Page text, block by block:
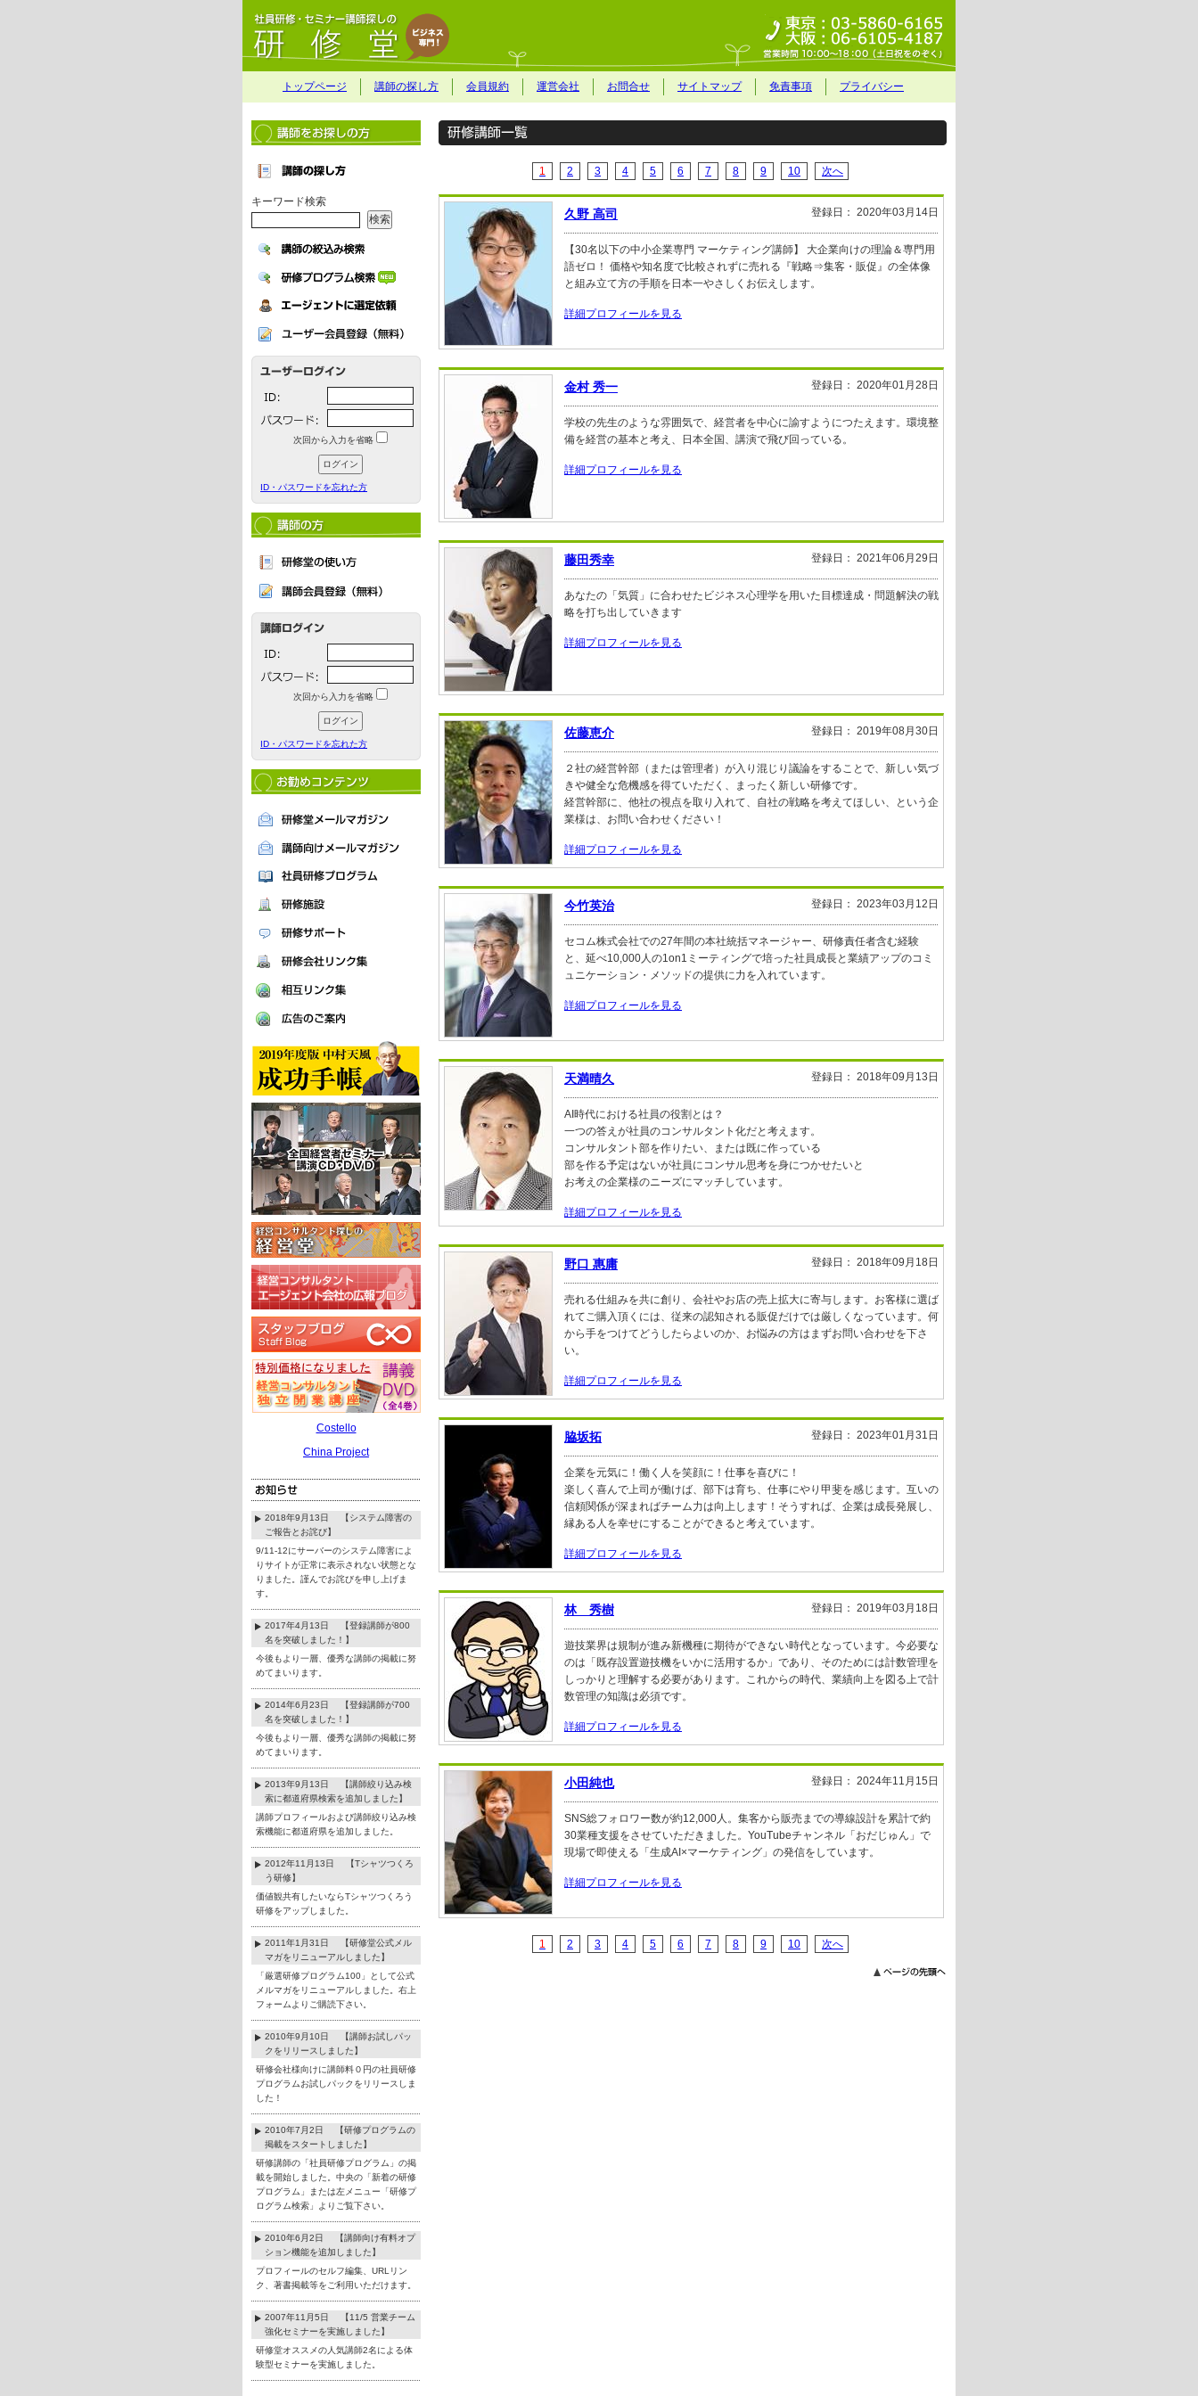
トップページ 講師の探し方 会員規約 運営会社 お問合せ サイトマップ 免責事項 プライバシー
キーワード検索
次回から入力を省略
ID・パスワードを忘れた方
次回から入力を省略
ID・パスワードを忘れた方
Costello
China Project
2018年9月13日 【システム障害の
ご報告とお詫び】
9/11-12にサーバーのシステム障害によ
りサイトが正常に表示されない状態とな
りました。謹んでお詫びを申し上げま
す。
2017年4月13日 【登録講師が800
名を突破しました！】
今後もより一層、優秀な講師の掲載に努
めてまいります。
2014年6月23日 【登録講師が700
名を突破しました！】
今後もより一層、優秀な講師の掲載に努
めてまいります。
2013年9月13日 【講師絞り込み検
索に都道府県検索を追加しました】
講師プロフィールおよび講師絞り込み検
索機能に都道府県を追加しました。
2012年11月13日 【Tシャツつくろ
う研修】
価値観共有したいならTシャツつくろう
研修をアップしました。
2011年1月31日 【研修堂公式メル
マガをリニューアルしました】
「厳選研修プログラム100」として公式
メルマガをリニューアルしました。右上
フォームよりご購読下さい。
2010年9月10日 【講師お試しパッ
クをリリースしました】
研修会社様向けに講師料０円の社員研修
プログラムお試しパックをリリースしま
した！
2010年7月2日 【研修プログラムの
掲載をスタートしました】
研修講師の「社員研修プログラム」の掲
載を開始しました。中央の「新着の研修
プログラム」または左メニュー「研修プ
ログラム検索」よりご覧下さい。
2010年6月2日 【講師向け有料オプ
ション機能を追加しました】
プロフィールのセルフ編集、URLリン
ク、著書掲載等をご利用いただけます。
2007年11月5日 【11/5 営業チーム
強化セミナーを実施しました】
研修堂オススメの人気講師2名による体
験型セミナーを実施しました。
1 2 3 4 5 6 7 8 9 10 次へ
久野 高司 登録日： 2020年03月14日
【30名以下の中小企業専門 マーケティング講師】 大企業向けの理論＆専門用
語ゼロ！ 価格や知名度で比較されずに売れる『戦略⇒集客・販促』の全体像
と組み立て方の手順を日本一やさしくお伝えします。
詳細プロフィールを見る
金村 秀一 登録日： 2020年01月28日
学校の先生のような雰囲気で、経営者を中心に諭すようにつたえます。環境整
備を経営の基本と考え、日本全国、講演で飛び回っている。
詳細プロフィールを見る
藤田秀幸 登録日： 2021年06月29日
あなたの「気質」に合わせたビジネス心理学を用いた目標達成・問題解決の戦
略を打ち出していきます
詳細プロフィールを見る
佐藤恵介 登録日： 2019年08月30日
２社の経営幹部（または管理者）が入り混じり議論をすることで、新しい気づ
きや健全な危機感を得ていただく、まったく新しい研修です。
経営幹部に、他社の視点を取り入れて、自社の戦略を考えてほしい、という企
業様は、お問い合わせください！
詳細プロフィールを見る
今竹英治 登録日： 2023年03月12日
セコム株式会社での27年間の本社統括マネージャー、研修責任者含む経験
と、延べ10,000人の1on1ミーティングで培った社員成長と業績アップのコミ
ュニケーション・メソッドの提供に力を入れています。
詳細プロフィールを見る
天満晴久 登録日： 2018年09月13日
AI時代における社員の役割とは？
一つの答えが社員のコンサルタント化だと考えます。
コンサルタント部を作りたい、または既に作っている
部を作る予定はないが社員にコンサル思考を身につかせたいと
お考えの企業様のニーズにマッチしています。
詳細プロフィールを見る
野口 惠庸 登録日： 2018年09月18日
売れる仕組みを共に創り、会社やお店の売上拡大に寄与します。お客様に選ば
れてご購入頂くには、従来の認知される販促だけでは厳しくなっています。何
から手をつけてどうしたらよいのか、お悩みの方はまずお問い合わせを下さ
い。
詳細プロフィールを見る
脇坂拓 登録日： 2023年01月31日
企業を元気に！働く人を笑顔に！仕事を喜びに！
楽しく喜んで上司が働けば、部下は育ち、仕事にやり甲斐を感じます。互いの
信頼関係が深まればチーム力は向上します！そうすれば、企業は成長発展し、
縁ある人を幸せにすることができると考えています。
詳細プロフィールを見る
林 秀樹 登録日： 2019年03月18日
遊技業界は規制が進み新機種に期待ができない時代となっています。今必要な
のは「既存設置遊技機をいかに活用するか」であり、そのためには計数管理を
しっかりと理解する必要があります。これからの時代、業績向上を図る上で計
数管理の知識は必須です。
詳細プロフィールを見る
小田純也 登録日： 2024年11月15日
SNS総フォロワー数が約12,000人。集客から販売までの導線設計を累計で約
30業種支援をさせていただきました。YouTubeチャンネル「おだじゅん」で
現場で即使える「生成AI×マーケティング」の発信をしています。
詳細プロフィールを見る
1 2 3 4 5 6 7 8 9 10 次へ